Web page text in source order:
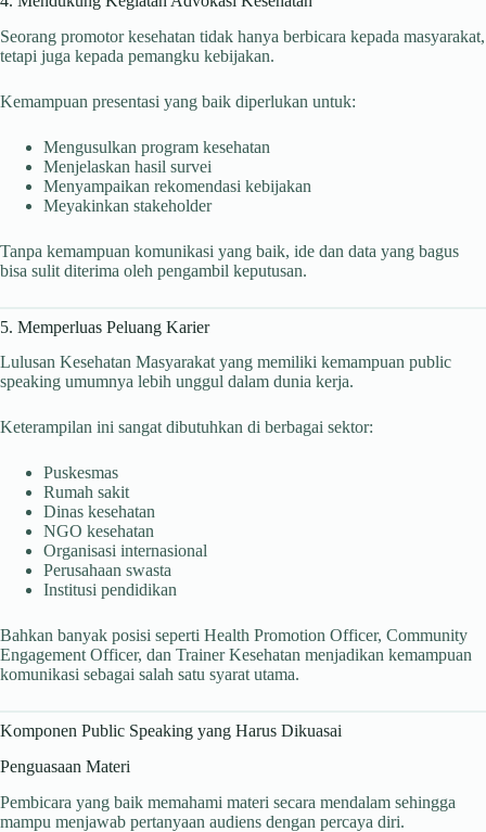
Seorang promotor kesehatan tidak hanya berbicara kepada masyarakat,
tetapi juga kepada pemangku kebijakan.
Kemampuan presentasi yang baik diperlukan untuk:
Mengusulkan program kesehatan
Menjelaskan hasil survei
Menyampaikan rekomendasi kebijakan
Meyakinkan stakeholder
Tanpa kemampuan komunikasi yang baik, ide dan data yang bagus
bisa sulit diterima oleh pengambil keputusan.
5. Memperluas Peluang Karier
Lulusan Kesehatan Masyarakat yang memiliki kemampuan public
speaking umumnya lebih unggul dalam dunia kerja.
Keterampilan ini sangat dibutuhkan di berbagai sektor:
Puskesmas
Rumah sakit
Dinas kesehatan
NGO kesehatan
Organisasi internasional
Perusahaan swasta
Institusi pendidikan
Bahkan banyak posisi seperti Health Promotion Officer, Community
Engagement Officer, dan Trainer Kesehatan menjadikan kemampuan
komunikasi sebagai salah satu syarat utama.
Komponen Public Speaking yang Harus Dikuasai
Penguasaan Materi
Pembicara yang baik memahami materi secara mendalam sehingga
mampu menjawab pertanyaan audiens dengan percaya diri.